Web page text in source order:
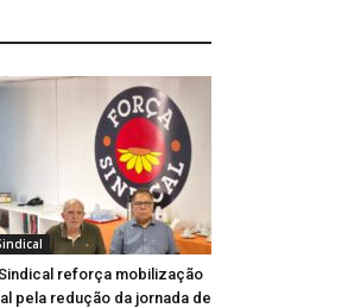
reforça mobilização
pela redução da jornada de